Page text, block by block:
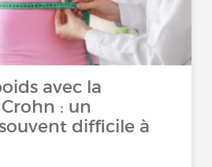
avec la
: un
difficile à